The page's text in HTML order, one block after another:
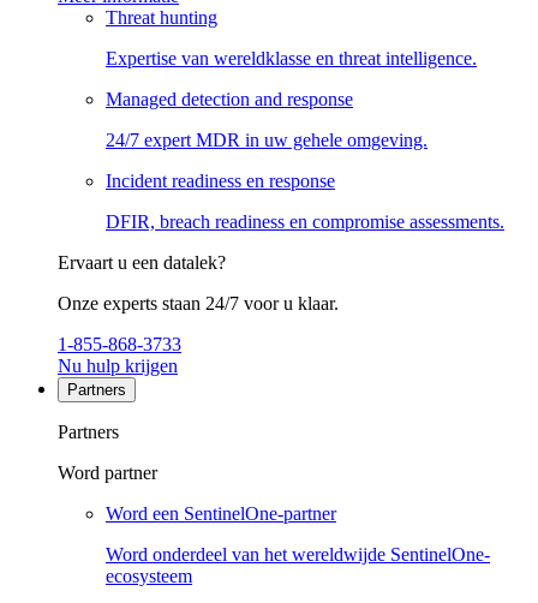
Threat hunting
Expertise van wereldklasse en threat intelligence.
Managed detection and response
24/7 expert MDR in uw gehele omgeving.
Incident readiness en response
DFIR, breach readiness en compromise assessments.
Ervaart u een datalek?
Onze experts staan 24/7 voor u klaar.
1-855-868-3733
Nu hulp krijgen
Partners
Partners
Word partner
Word een SentinelOne-partner
Word onderdeel van het wereldwijde SentinelOne-
ecosysteem